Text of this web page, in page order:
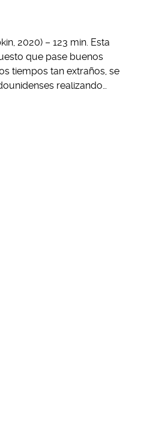
2020) – 123 min. Esta
que pase buenos
tiempos tan extraños, se
realizando…